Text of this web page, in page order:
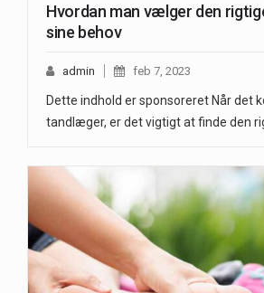
Hvordan man vælger den
sine behov
admin feb 7, 2023
Dette indhold er sponsoreret Når det
tandlæger, er det vigtigt at finde den